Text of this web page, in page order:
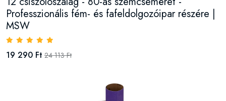
Professzionális fém- és fafeldolgozóipar részére |
MSW
19 290 Ft 24 113 Ft